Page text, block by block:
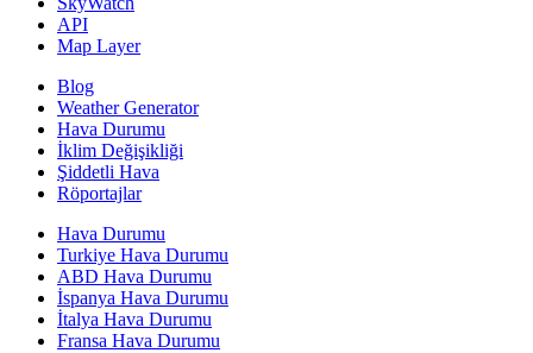
API
Map Layer
Blog
Weather Generator
Hava Durumu
İklim Değişikliği
Şiddetli Hava
Röportajlar
Hava Durumu
Turkiye Hava Durumu
ABD Hava Durumu
İspanya Hava Durumu
İtalya Hava Durumu
Fransa Hava Durumu